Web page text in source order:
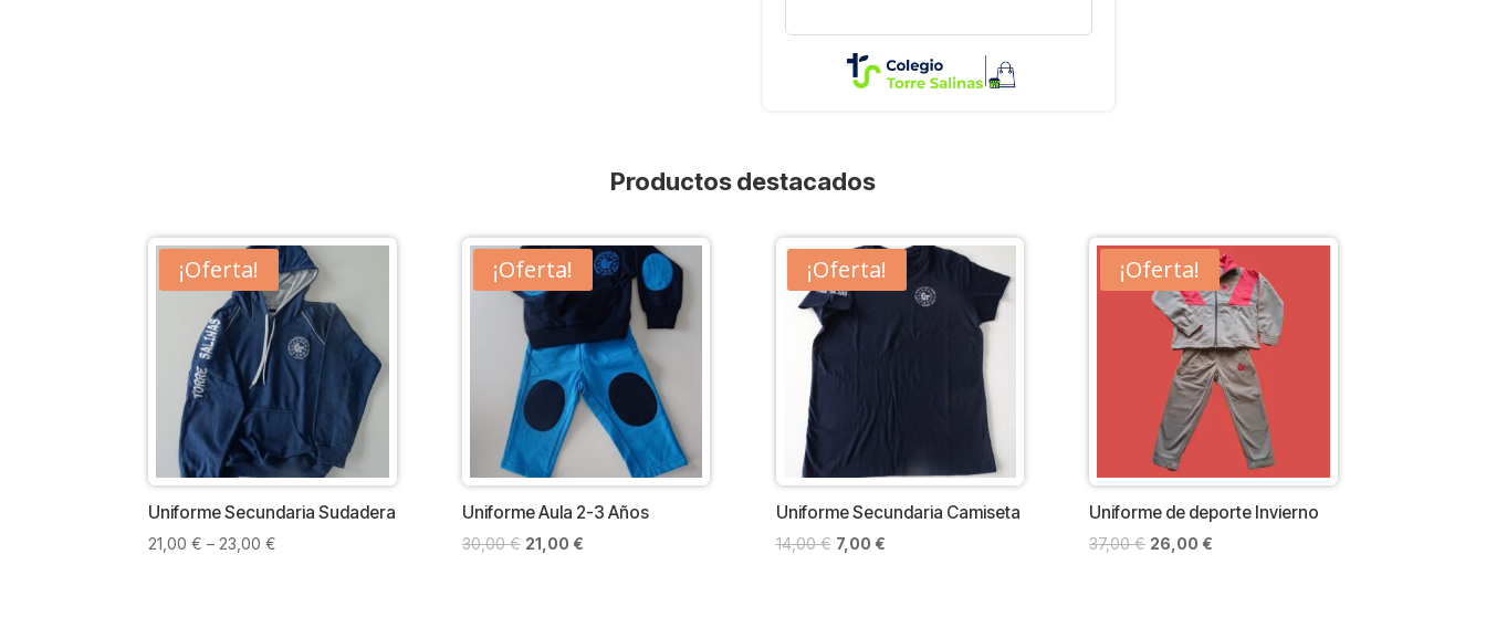
Productos destacados
¡Oferta!
Uniforme Secundaria Sudadera
21,00€ – 23,00€
¡Oferta!
Uniforme Aula 2-3 Años
30,00€ El
21,00 €El
¡Oferta!
Uniforme Secundaria Camiseta
14,00€ El
7,00 €El
¡Oferta!
Uniforme de deporte Invierno
37,00€ El
26,00 €